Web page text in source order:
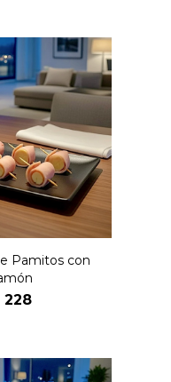
de
en
Pamitos con
228